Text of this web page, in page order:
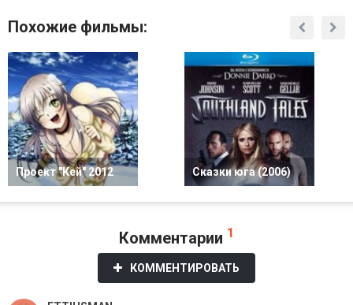
Похожие фильмы:
Проект "Кей" 2012 Сказки юга (2006)
Комментарии 1
КОММЕНТИРОВАТЬ